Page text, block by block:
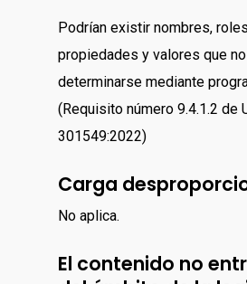
Podrían existir nombres,
propiedades y valores que
determinarse mediante
(Requisito número 9.4.1.2 de
301549:2022)
Carga
No aplica.
El contenido no